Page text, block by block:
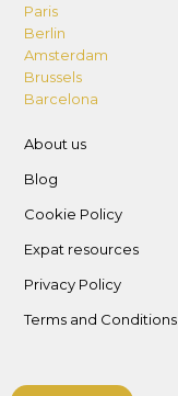
Paris
Berlin
Amsterdam
Brussels
Barcelona
About us
Blog
Cookie Policy
Expat resources
Privacy Policy
Terms and Conditions